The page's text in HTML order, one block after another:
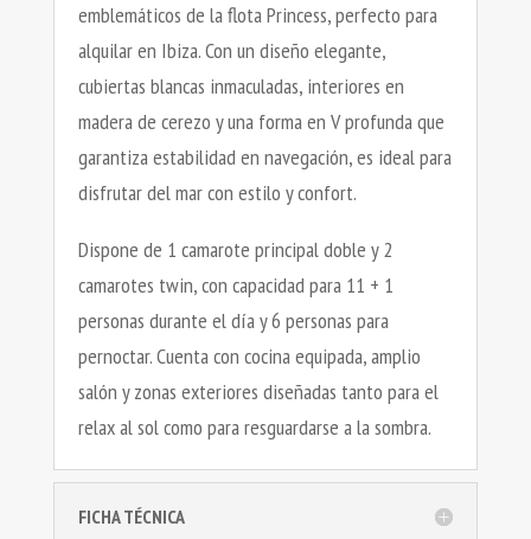
emblemáticos de la flota Princess, perfecto para
alquilar en Ibiza. Con un diseño elegante,
cubiertas blancas inmaculadas, interiores en
madera de cerezo y una forma en V profunda que
garantiza estabilidad en navegación, es ideal para
disfrutar del mar con estilo y confort.
Dispone de 1 camarote principal doble y 2
camarotes twin, con capacidad para 11 + 1
personas durante el día y 6 personas para
pernoctar. Cuenta con cocina equipada, amplio
salón y zonas exteriores diseñadas tanto para el
relax al sol como para resguardarse a la sombra.
FICHA TÉCNICA